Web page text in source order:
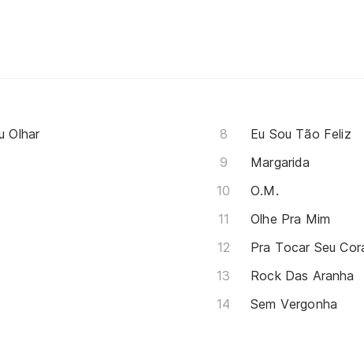
Olhar
Eu Sou Tão Feliz
Margarida
O.M.
Olhe Pra Mim
Pra Tocar Seu
Rock Das Aranha
Sem Vergonha